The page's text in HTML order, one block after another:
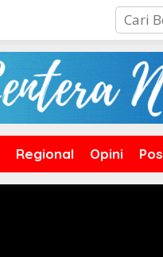
Regional Opini